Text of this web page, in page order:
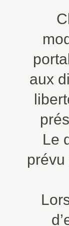
aux
Le
prévu